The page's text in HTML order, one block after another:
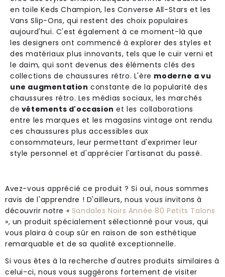
en toile Keds Champion, les Converse All-Stars et les
Vans Slip-Ons, qui restent des choix populaires
aujourd'hui. C'est également à ce moment-là que
les designers ont commencé à explorer des styles et
des matériaux plus innovants, tels que le cuir verni et
le daim, qui sont devenus des éléments clés des
collections de chaussures rétro. L'ère moderne a vu
une augmentation constante de la popularité des
chaussures rétro. Les médias sociaux, les marchés
de vêtements d'occasion et les collaborations
entre les marques et les magasins vintage ont rendu
ces chaussures plus accessibles aux
consommateurs, leur permettant d'exprimer leur
style personnel et d'apprécier l'artisanat du passé.
Avez-vous apprécié ce produit ? Si oui, nous sommes
ravis de l'apprendre ! D'ailleurs, nous vous invitons à
découvrir notre « Sandales Noirs Année 80 Petits Talons
», un produit spécialement sélectionné pour vous, qui
vous plaira à coup sûr en raison de son esthétique
remarquable et de sa qualité exceptionnelle.
Si vous êtes à la recherche d'autres produits similaires à
celui-ci, nous vous suggérons fortement de visiter